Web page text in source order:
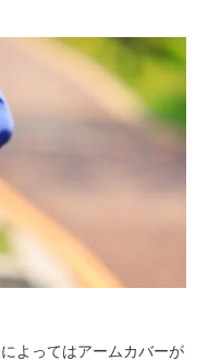
よってはアームカバーが